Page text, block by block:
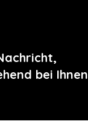
bei Ihnen